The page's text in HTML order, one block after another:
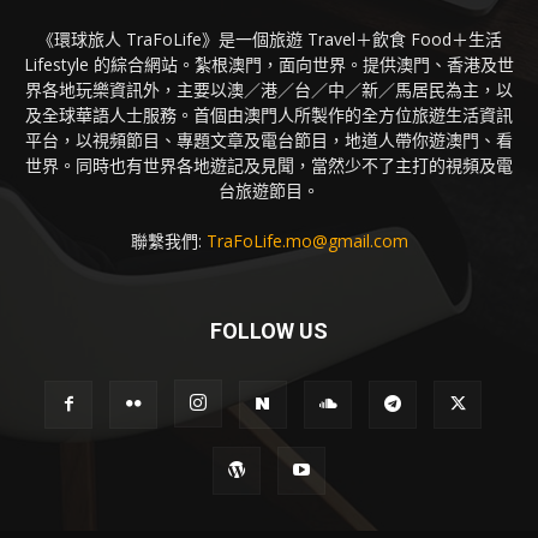
《環球旅人 TraFoLife》是一個旅遊 Travel＋飲食 Food＋生活
Lifestyle 的綜合網站。紮根澳門，面向世界。提供澳門、香港及世
界各地玩樂資訊外，主要以澳／港／台／中／新／馬居民為主，以
及全球華語人士服務。首個由澳門人所製作的全方位旅遊生活資訊
平台，以視頻節目、專題文章及電台節目，地道人帶你遊澳門、看
世界。同時也有世界各地遊記及見聞，當然少不了主打的視頻及電
台旅遊節目。
聯繫我們: TraFoLife.mo@gmail.com
FOLLOW US